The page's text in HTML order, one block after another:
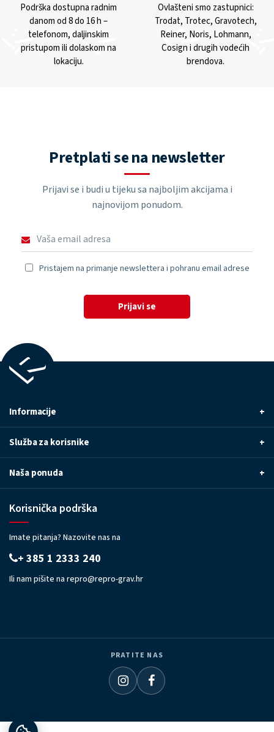
Podrška dostupna radnim
danom od 8 do 16 h –
telefonom, daljinskim
pristupom ili dolaskom na
lokaciju.
Ovlašteni smo zastupnici:
Trodat, Trotec, Gravotech,
Reiner, Noris, Lohmann,
Cosign i drugih vodećih
brendova.
Pretplati se na newsletter
Prijavi se i budi u tijeku sa najboljim akcijama i
najnovijom ponudom.
Pristajem na primanje newslettera i pohranu email adrese
Prijavi se
Informacije +
Služba za korisnike +
Naša ponuda +
Korisnička podrška
Imate pitanja? Nazovite nas na
+ 385 1 2333 240
Ili nam pišite na repro@repro-grav.hr
PRATITE NAS